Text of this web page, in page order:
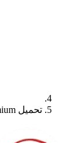
تحميل WPS WPA Tester Premium